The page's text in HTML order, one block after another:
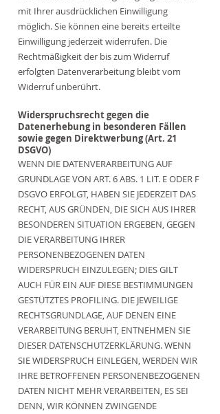
mit Ihrer ausdrücklichen Einwilligung
möglich. Sie können eine bereits erteilte
Einwilligung jederzeit widerrufen. Die
Rechtmäßigkeit der bis zum Widerruf
erfolgten Datenverarbeitung bleibt vom
Widerruf unberührt.
Widerspruchsrecht gegen die
Datenerhebung in besonderen Fällen
sowie gegen Direktwerbung (Art. 21
DSGVO)
WENN DIE DATENVERARBEITUNG AUF
GRUNDLAGE VON ART. 6 ABS. 1 LIT. E ODER F
DSGVO ERFOLGT, HABEN SIE JEDERZEIT DAS
RECHT, AUS GRÜNDEN, DIE SICH AUS IHRER
BESONDEREN SITUATION ERGEBEN, GEGEN
DIE VERARBEITUNG IHRER
PERSONENBEZOGENEN DATEN
WIDERSPRUCH EINZULEGEN; DIES GILT
AUCH FÜR EIN AUF DIESE BESTIMMUNGEN
GESTÜTZTES PROFILING. DIE JEWEILIGE
RECHTSGRUNDLAGE, AUF DENEN EINE
VERARBEITUNG BERUHT, ENTNEHMEN SIE
DIESER DATENSCHUTZERKLÄRUNG. WENN
SIE WIDERSPRUCH EINLEGEN, WERDEN WIR
IHRE BETROFFENEN PERSONENBEZOGENEN
DATEN NICHT MEHR VERARBEITEN, ES SEI
DENN, WIR KÖNNEN ZWINGENDE